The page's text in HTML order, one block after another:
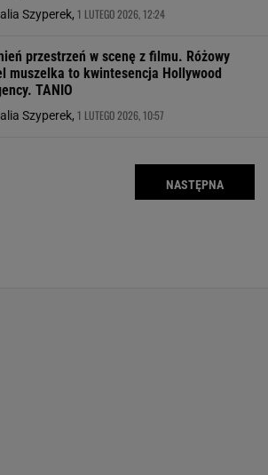
Szyperek, 1 LUTEGO 2026, 12:24
przestrzeń w scenę z filmu. Różowy
muszelka to kwintesencja Hollywood
TANIO
Szyperek, 1 LUTEGO 2026, 10:57
NASTĘPNA